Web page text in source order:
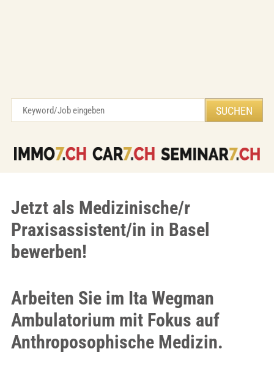
Jetzt als Medizinische/r
Praxisassistent/in in Basel
bewerben!
Arbeiten Sie im Ita Wegman
Ambulatorium mit Fokus auf
Anthroposophische Medizin.